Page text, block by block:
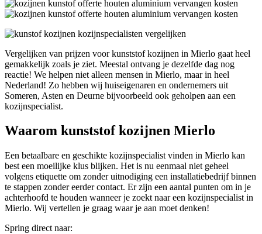
Vergelijken van prijzen voor kunststof kozijnen in Mierlo gaat heel
gemakkelijk zoals je ziet. Meestal ontvang je dezelfde dag nog
reactie! We helpen niet alleen mensen in Mierlo, maar in heel
Nederland! Zo hebben wij huiseigenaren en ondernemers uit
Someren, Asten en Deurne bijvoorbeeld ook geholpen aan een
kozijnspecialist.
Waarom kunststof kozijnen Mierlo
Een betaalbare en geschikte kozijnspecialist vinden in Mierlo kan
best een moeilijke klus blijken. Het is nu eenmaal niet geheel
volgens etiquette om zonder uitnodiging een installatiebedrijf binnen
te stappen zonder eerder contact. Er zijn een aantal punten om in je
achterhoofd te houden wanneer je zoekt naar een kozijnspecialist in
Mierlo. Wij vertellen je graag waar je aan moet denken!
Spring direct naar: